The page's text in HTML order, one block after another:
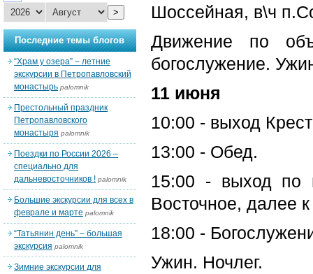
Шоссейная, в\ч
Движение по
богослужение.
11 июня
10:00 - выход
13:00 - Обед.
15:00 - выход по
Восточное, далее
18:00 -
Ужин. Ночлег.
>
Последние темы блогов
“Храм у озера” – летние
экскурсии в Петропавловский
монастырь palomnik
Престольный праздник
Петропавловского
монастыря palomnik
Поездки по России 2026 –
специально для
дальневосточников ! palomnik
Большие экскурсии для всех в
феврале и марте palomnik
“Татьянин день” – большая
экскурсия palomnik
Зимние экскурсии для